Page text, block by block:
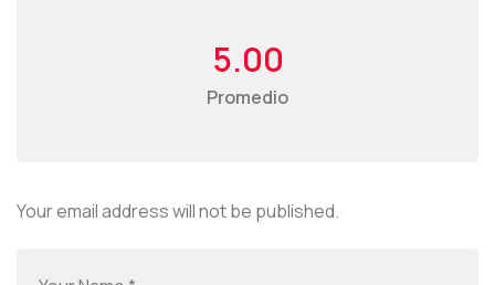
5.00
Promedio
Your email address will not be published.